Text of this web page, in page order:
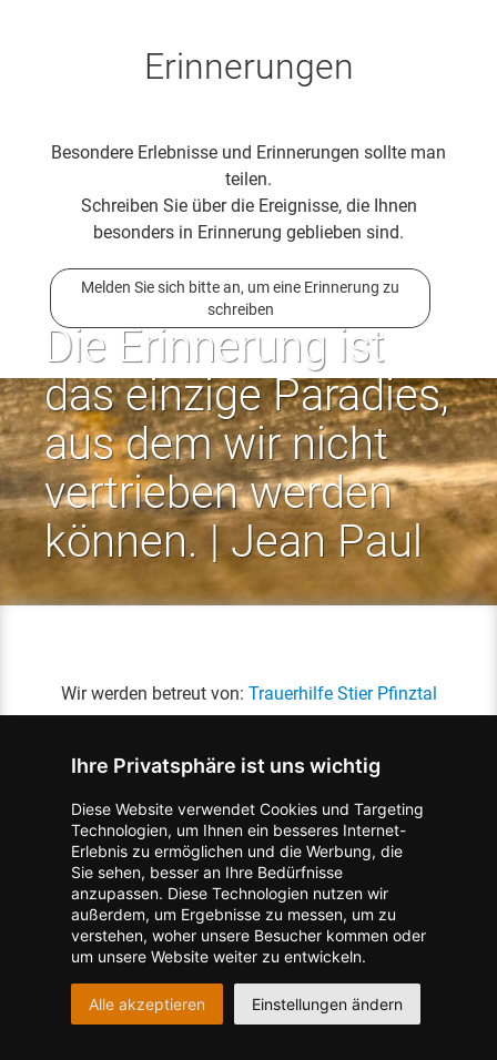
Ihre Privatsphäre ist uns wichtig
Diese Website verwendet Cookies und Targeting
Technologien, um Ihnen ein besseres Internet-
Erlebnis zu ermöglichen und die Werbung, die
Sie sehen, besser an Ihre Bedürfnisse
anzupassen. Diese Technologien nutzen wir
außerdem, um Ergebnisse zu messen, um zu
verstehen, woher unsere Besucher kommen oder
um unsere Website weiter zu entwickeln.
Alle akzeptieren Einstellungen ändern
Erinnerungen
Besondere Erlebnisse und Erinnerungen sollte man
teilen.
Schreiben Sie über die Ereignisse, die Ihnen
besonders in Erinnerung geblieben sind.
Melden Sie sich bitte an, um eine Erinnerung zu
schreiben
Die Erinnerung ist
das einzige Paradies,
aus dem wir nicht
vertrieben werden
können. | Jean Paul
Wir werden betreut von: Trauerhilfe Stier Pfinztal
Kontakt zum Verlag aufnehmen Missbrauch melden
Impressum Datenschutz
Barrierefreiheit
Barriere melden
m
A
c
c
e
Accessibility-Modus aktivieren
I
m
K
o
n
Kontrastmodus aktivieren
Hilfe
eigenes Gedenkportal erstellen
Vertrag widerrufen